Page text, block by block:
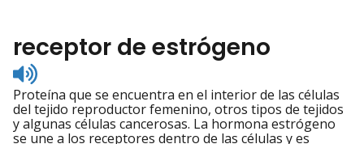
receptor de estrógeno
Listen
to
pronunciation
Proteína que se encuentra en el interior de las células
del tejido reproductor femenino, otros tipos de tejidos
y algunas células cancerosas. La hormona estrógeno
se une a los receptores dentro de las células y es